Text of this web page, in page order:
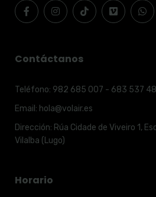
Contáctanos
Teléfono: 982 685 007 - 683 537
Email: hola@volair.es
Dirección: Rúa Cidade de Viveiro 1,
Vilalba (Lugo)
Horario